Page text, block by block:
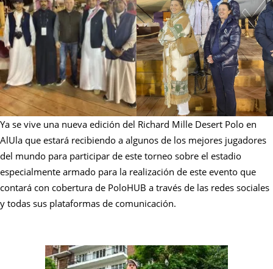
Ya se vive una nueva edición del Richard Mille Desert Polo en
AlUla que estará recibiendo a algunos de los mejores jugadores
del mundo para participar de este torneo sobre el estadio
especialmente armado para la realización de este evento que
contará con cobertura de PoloHUB a través de las redes sociales
y todas sus plataformas de comunicación.